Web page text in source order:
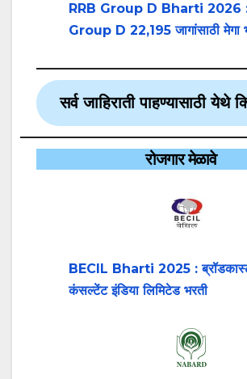
RRB Group D Bharti 2026
Group D 22,195 जागांसाठी मेगा
सर्व जाहिराती पाहण्यासाठी येथे
रोजगार मेळावे
BECIL Bharti 2025 : ब्रॉडकास्ट
कंसल्टेंट इंडिया लिमिटेड भरती